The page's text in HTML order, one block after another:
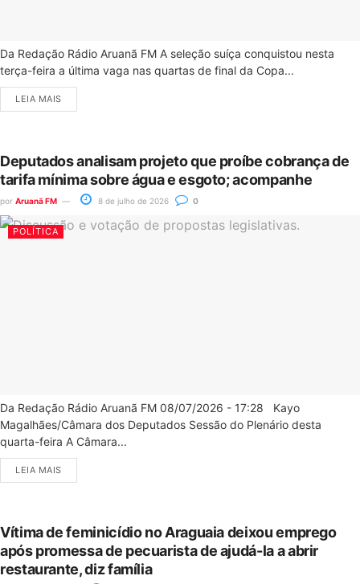
Da Redação Rádio Aruanã FM A seleção suíça conquistou nesta
terça-feira a última vaga nas quartas de final da Copa...
LEIA MAIS
Deputados analisam projeto que proíbe cobrança de
tarifa mínima sobre água e esgoto; acompanhe
por Aruanã FM 8 de julho de 2026 0
POLÍTICA
Da Redação Rádio Aruanã FM 08/07/2026 - 17:28 Kayo
Magalhães/Câmara dos Deputados Sessão do Plenário desta
quarta-feira A Câmara...
LEIA MAIS
Vítima de feminicídio no Araguaia deixou emprego
após promessa de pecuarista de ajudá-la a abrir
restaurante, diz família